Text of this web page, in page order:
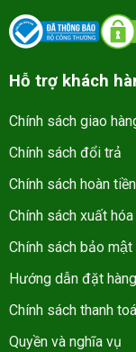
Hỗ trợ khách
Chính sách giao
Chính sách đổi trả
Chính sách hoàn tiền
Chính sách xuất
Chính sách bảo mật
Hướng dẫn đặt hàng
Chính sách thanh
Quyền và nghĩa vụ